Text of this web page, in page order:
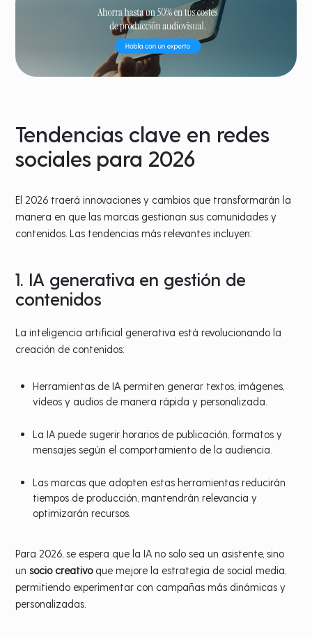
Tendencias clave en redes
sociales para 2026
El 2026 traerá innovaciones y cambios que transformarán la
manera en que las marcas gestionan sus comunidades y
contenidos. Las tendencias más relevantes incluyen:
1. IA generativa en gestión de
contenidos
La inteligencia artificial generativa está revolucionando la
creación de contenidos:
Herramientas de IA permiten generar textos, imágenes,
vídeos y audios de manera rápida y personalizada.
La IA puede sugerir horarios de publicación, formatos y
mensajes según el comportamiento de la audiencia.
Las marcas que adopten estas herramientas reducirán
tiempos de producción, mantendrán relevancia y
optimizarán recursos.
Para 2026, se espera que la IA no solo sea un asistente, sino
un socio creativoque mejore la estrategia de social media,
permitiendo experimentar con campañas más dinámicas y
personalizadas.